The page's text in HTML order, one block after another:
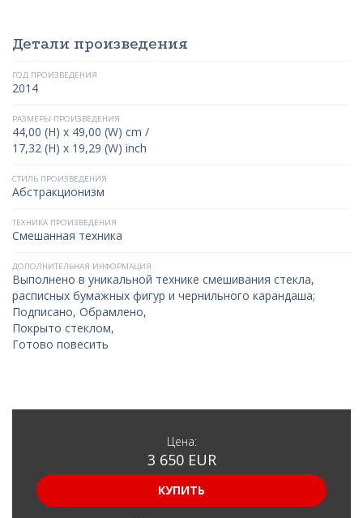
Детали произведения
ГОД ПРОИЗВЕДЕНИЯ
2014
РАЗМЕРЫ ПРОИЗВЕДЕНИЯ
44,00 (H) x 49,00 (W) cm /
17,32 (H) x 19,29 (W) inch
СТИЛЬ ПРОИЗВЕДЕНИЯ
Абстракционизм
ТЕХНИКА ПРОИЗВЕДЕНИЯ
Смешанная техника
ДОПОЛНИТЕЛЬНАЯ ИНФОРМАЦИЯ
Выполнено в уникальной технике смешивания стекла,
расписных бумажных фигур и чернильного карандаша;
Подписано, Обрамлено,
Покрыто стеклом,
Готово повесить
Цена:
3 650 EUR
КУПИТЬ